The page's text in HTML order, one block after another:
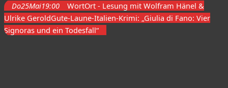
Do25Mai19:00
WortOrt - Lesung mit Wolfram Hänel &
Ulrike GeroldGute-Laune-Italien-Krimi: „Giulia di Fano: Vier
Signoras und ein Todesfall“